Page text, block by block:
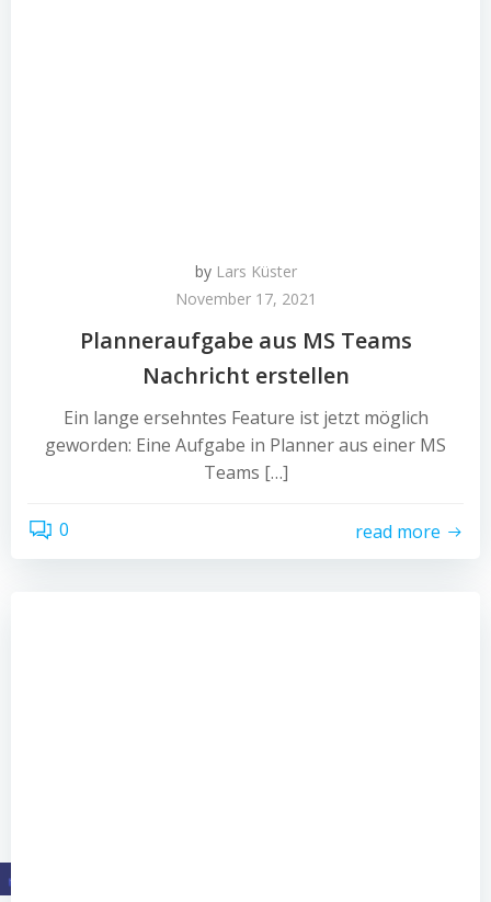
by Lars Küster
November 17, 2021
Planneraufgabe aus MS Teams
Nachricht erstellen
Ein lange ersehntes Feature ist jetzt möglich
geworden: Eine Aufgabe in Planner aus einer MS
Teams […]
0 read more